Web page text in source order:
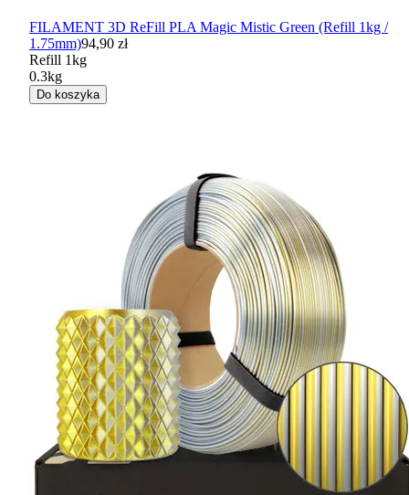
FILAMENT 3D ReFill PLA Magic Mistic Green (Refill 1kg /
1.75mm)94,90 zł
Refill 1kg
0.3kg
Do koszyka